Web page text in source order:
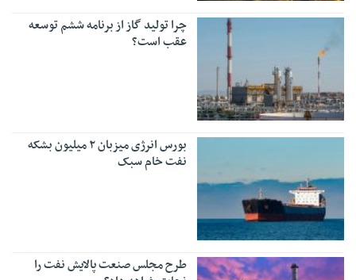
چرا تولید گاز از برنامه ششم توسعه
عقب است؟
بورس انرژی میزبان ۲ میلیون بشکه
نفت خام سبک
طرح مجلس صنعت پالایش نفت را